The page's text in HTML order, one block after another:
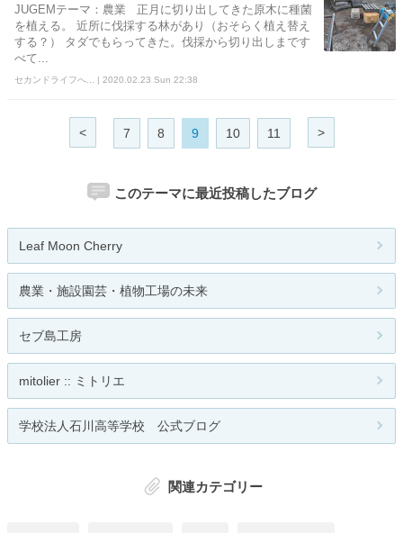
JUGEMテーマ：農業 正月に切り出してきた原木に種菌
を植える。 近所に伐採する林があり（おそらく植え替え
する？） タダでもらってきた。伐採から切り出しまです
べて...
セカンドライフへ... | 2020.02.23 Sun 22:38
< 7 8 9 10 11 >
このテーマに最近投稿したブログ
Leaf Moon Cherry
農業・施設園芸・植物工場の未来
セブ島工房
mitolier :: ミトリエ
学校法人石川高等学校 公式ブログ
関連カテゴリー